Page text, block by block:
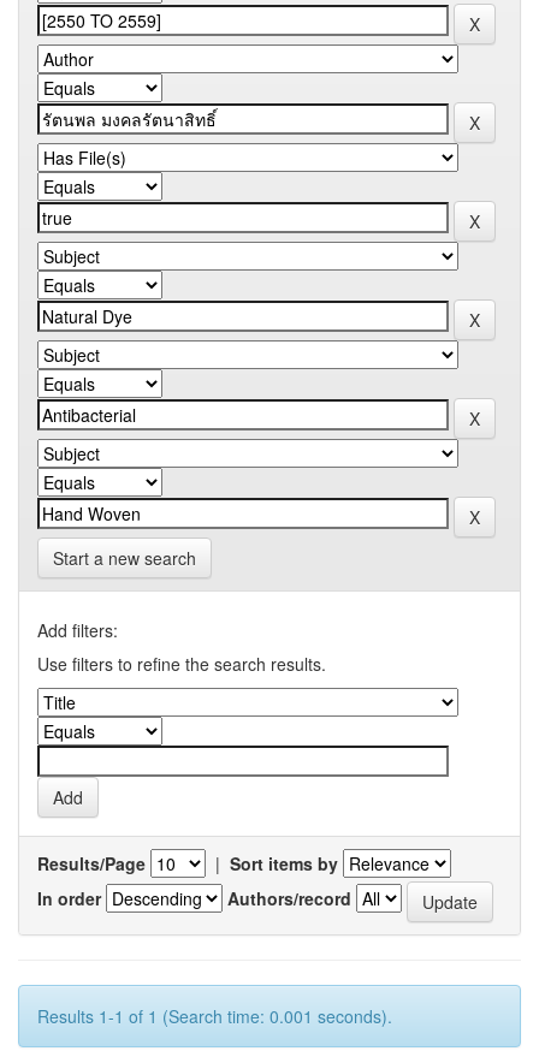
Start a new search
Add filters:
Use filters to refine the search results.
Results/Page | Sort items by
In order
Authors/record
Results 1-1 of 1 (Search time: 0.001 seconds).